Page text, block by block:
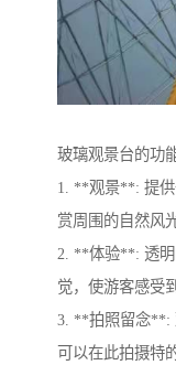
玻璃观景台的功
1. **观景**: 提
赏周围的自然风
2. **体验**: 透
觉，使游客感受
3. **拍照留念**:
可以在此拍摄特